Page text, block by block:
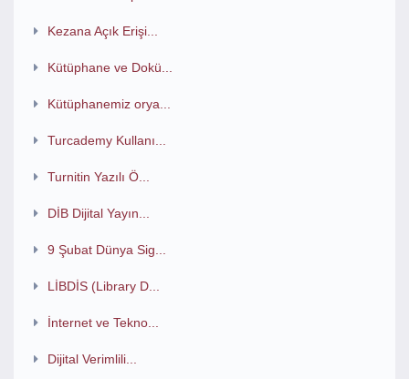
Kezana Açık Erişi...
Kütüphane ve Dokü...
Kütüphanemiz orya...
Turcademy Kullanı...
Turnitin Yazılı Ö...
DİB Dijital Yayın...
9 Şubat Dünya Sig...
LİBDİS (Library D...
İnternet ve Tekno...
Dijital Verimlili...